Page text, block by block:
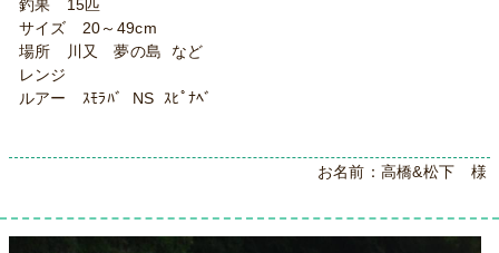
釣果 15匹
サイズ 20～49cm
場所 川又 夢の島 など
レンジ
ルアー ｽﾓﾗﾊﾞ NS ｽﾋﾟﾅﾍﾞ
お名前：高橋&松下 様